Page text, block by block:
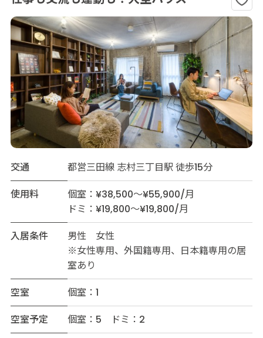
交通
都営三田線 志村三丁目駅 徒歩15分
使用料
個室：¥38,500～¥55,900/月
ドミ：¥19,800～¥19,800/月
入居条件
男性 女性
※女性専用、外国籍専用、日本籍専用の居
室あり
空室
個室：1
空室予定
個室：5 ドミ：2